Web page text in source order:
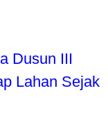
Dusun III
Lahan Sejak